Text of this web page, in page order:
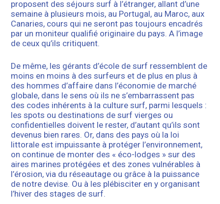
proposent des séjours surf à l’étranger, allant d’une
semaine à plusieurs mois, au Portugal, au Maroc, aux
Canaries, cours qui ne seront pas toujours encadrés
par un moniteur qualifié originaire du pays. A l’image
de ceux qu’ils critiquent.
De même, les gérants d’école de surf ressemblent de
moins en moins à des surfeurs et de plus en plus à
des hommes d’affaire dans l’économie de marché
globale, dans le sens où ils ne s’embarrassent pas
des codes inhérents à la culture surf, parmi lesquels :
les spots ou destinations de surf vierges ou
confidentielles doivent le rester, d’autant qu’ils sont
devenus bien rares. Or, dans des pays où la loi
littorale est impuissante à protéger l’environnement,
on continue de monter des « éco-lodges » sur des
aires marines protégées et des zones vulnérables à
l’érosion, via du réseautage ou grâce à la puissance
de notre devise. Ou à les plébisciter en y organisant
l’hiver des stages de surf.